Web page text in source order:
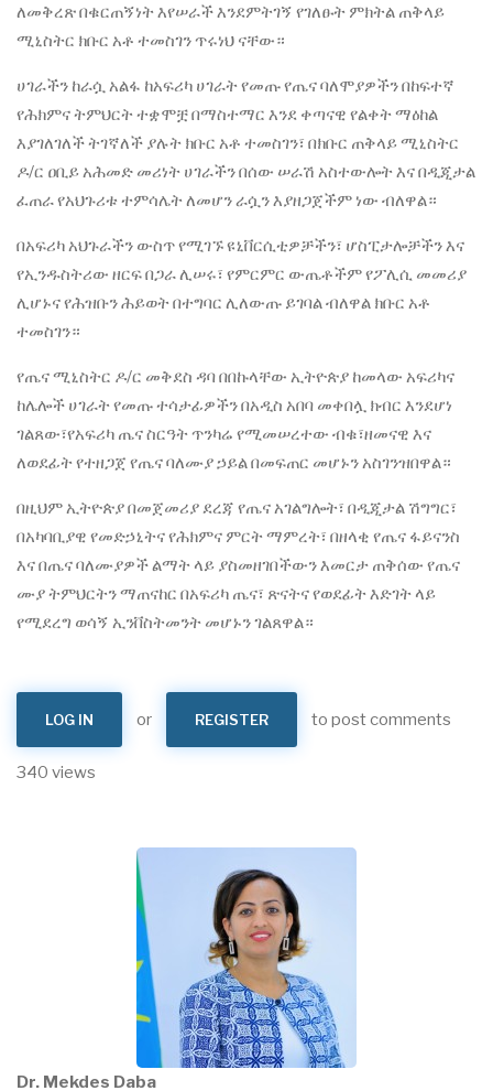
ለመቅረጽ በቁርጠኝነት እየሠራች እንደምትገኝ የገለፁት ምክትል ጠቅላይ
ሚኒስትር ክቡር አቶ ተመስገን ጥሩነህ ናቸው።
ሀገራችን ከራሷ አልፋ ከአፍሪካ ሀገራት የመጡ የጤና ባለሞያዎችን በከፍተኛ
የሕክምና ትምህርት ተቋሞቿ በማስተማር እንደ ቀጣናዊ የልቀት ማዕከል
እያገለገለች ትገኛለች ያሉት ክቡር አቶ ተመስገን፣ በክቡር ጠቅላይ ሚኒስትር
ዶ/ር ዐቢይ አሕመድ መሪነት ሀገራችን በሰው ሠራሽ አስተውሎት እና በዲጂታል
ፈጠራ የአህጉሪቱ ተምሳሌት ለመሆን ራሷን እያዘጋጀችም ነው ብለዋል።
በአፍሪካ አህጉራችን ውስጥ የሚገኙ ዩኒቨርሲቲዎቻችን፣ ሆስፒታሎቻችን እና
የኢንዱስትሪው ዘርፍ በጋራ ሊሠሩ፣ የምርምር ውጤቶችም የፖሊሲ መመሪያ
ሊሆኑና የሕዝቡን ሕይወት በተግባር ሊለውጡ ይገባል ብለዋል ክቡር አቶ
ተመስገን።
የጤና ሚኒስትር ዶ/ር መቅደስ ዳባ በበኩላቸው ኢትዮጵያ ከመላው አፍሪካና
ከሌሎች ሀገራት የመጡ ተሳታፊዎችን በአዲስ አበባ መቀበሏ ክብር እንደሆነ
ገልጸው፣የአፍሪካ ጤና ስርዓት ጥንካሬ የሚመሠረተው ብቁ፣ዘመናዊ እና
ለወደፊት የተዘጋጀ የጤና ባለሙያ ኃይል በመፍጠር መሆኑን አስገንዝበዋል።
በዚህም ኢትዮጵያ በመጀመሪያ ደረጃ የጤና አገልግሎት፣ በዲጂታል ሽግግር፣
በአካባቢያዊ የመድኃኒትና የሕክምና ምርት ማምረት፣ በዘላቂ የጤና ፋይናንስ
እና በጤና ባለሙያዎች ልማት ላይ ያስመዘገበችውን እመርታ ጠቅሰው የጤና
ሙያ ትምህርትን ማጠናከር በአፍሪካ ጤና፣ ጽናትና የወደፊት እድገት ላይ
የሚደረግ ወሳኝ ኢንቨስትመንት መሆኑን ገልጸዋል።
LOG IN or REGISTER to post comments
340 views
Dr. Mekdes Daba